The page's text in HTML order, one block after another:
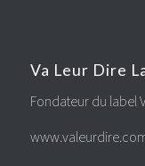
Va Leur Dire
Fondateur du label